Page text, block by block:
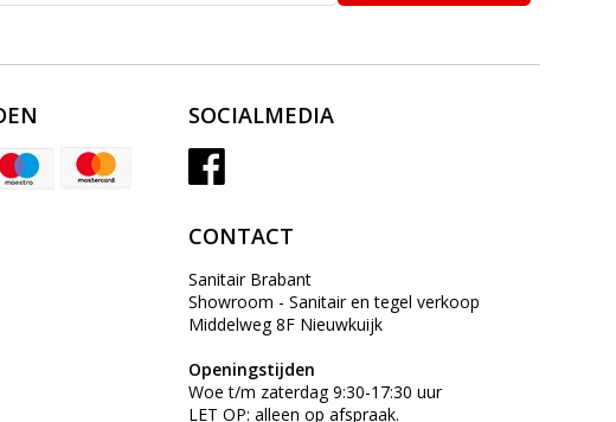
SOCIALMEDIA
CONTACT
Sanitair Brabant
Showroom - Sanitair en tegel verkoop
Middelweg 8F Nieuwkuijk
Openingstijden
Woe t/m zaterdag 9:30-17:30 uur
LET OP: alleen op afspraak.